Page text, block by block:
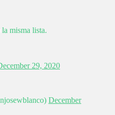
misma lista.
29, 2020
December